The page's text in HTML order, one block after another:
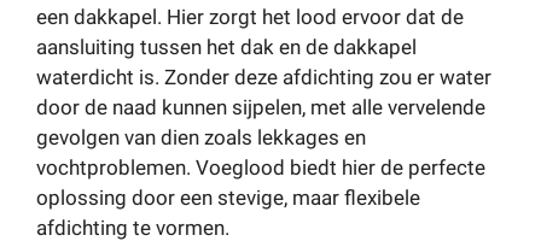
een dakkapel. Hier zorgt het lood ervoor dat de
aansluiting tussen het dak en de dakkapel
waterdicht is. Zonder deze afdichting zou er water
door de naad kunnen sijpelen, met alle vervelende
gevolgen van dien zoals lekkages en
vochtproblemen. Voeglood biedt hier de perfecte
oplossing door een stevige, maar flexibele
afdichting te vormen.